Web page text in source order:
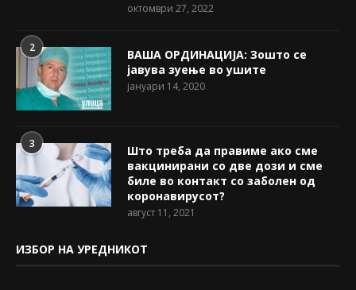
октомври 27, 2022
2
ВАША ОРДИНАЦИЈА: Зошто се
јавува зуење во ушите
јануари 14, 2020
3
Што треба да правиме ако сме
вакцинирани со две дози и сме
биле во контакт со заболен од
коронавирусот?
август 11, 2021
ИЗБОР НА УРЕДНИКОТ